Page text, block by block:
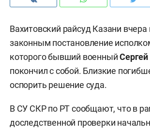
Вахитовский райсуд Казани вчера
законным постановление
которого бывший военный
покончил с собой. Близкие
оспорить решение суда.
В СУ СКР по РТ сообщают, что в
доследственной проверки